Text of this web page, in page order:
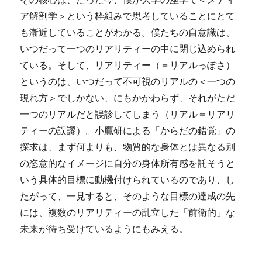
ア解剖学＞という枠組みで思考していることにとて
も漸近していることがわかる。僕たちの自意識は、
いつだって一つのリアリティーの中に閉じ込められ
ている。そして、リアリティー（＝リアルっぽさ）
というのは、いつだって不可視のリアルの＜一つの
現れ方＞でしかない、にもかかわらず、それがただ
一つのリアルだと誤診してしまう（リアル＝リアリ
ティーの誤謬）。小鷹研による「からだの錯覚」の
探求は、まず何よりも、物質的な身体とは異なる別
の恣意的なイメージに自分の身体所有感を託そうと
いう具体的目標に動機付けられているのであり、し
たがって、一見すると、そのような目標の達成の先
には、複数のリアリティーの乱立した「前衛的」な
未来が待ち受けているようにもみえる。